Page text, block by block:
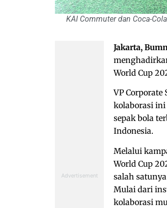
KAI Commuter dan Coca-
Jakarta,
World Cup
VP
kolaborasi
sepak bola
Indonesia.
Melalui
World Cup
salah
Mulai dari
kolaborasi